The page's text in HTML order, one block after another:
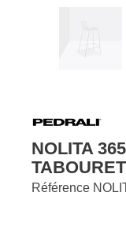
NOLITA
Référence